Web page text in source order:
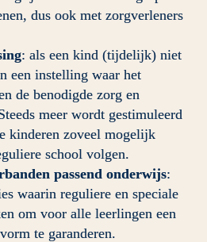
dus ook met zorgverleners
: als een kind (tijdelijk) niet
een instelling waar het
de benodigde zorg en
meer wordt gestimuleerd
kinderen zoveel mogelijk
school volgen.
passend onderwijs:
waarin reguliere en speciale
om voor alle leerlingen een
te garanderen.